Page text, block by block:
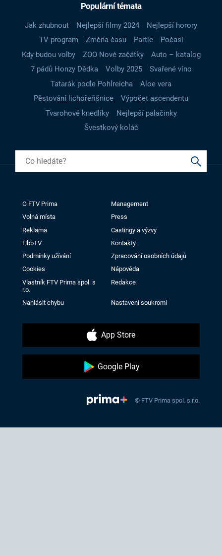
Populární témata
Jak zhubnout Nejlepší filmy 2024
Nejlepší horory
TV program
Změna času Partie
Počasí
Kdy budou volby
ZOO Nové začátky
Auto – katalog
7 pádů Honzy Dědka
Volby 2025
Svařené víno
Tatarák podle Pohlreicha
Aloe vera
Pěstování lichořeřišnice
Výpočet ascendentu
Tvarohové knedlíky
Nejlepší palačinky
Švestkový koláč
O FTV Prima
Management
Volná místa
Press
Reklama
Castingy a výzvy
HbbTV
Kontakty
Podmínky užívání
Zpracování osobních údajů
Cookies
Nápověda
Vlastník FTV Prima spol. s
r.o.
Redakce
Nahlásit chybu Nastavení soukromí
App Store
Google Play
© FTV Prima spol. s r.o.